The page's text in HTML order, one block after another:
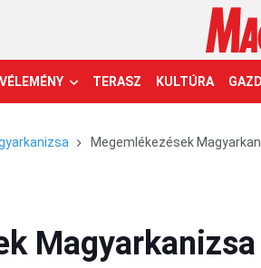
VÉLEMÉNY TERASZ KULTÚRA
Megemlékezések